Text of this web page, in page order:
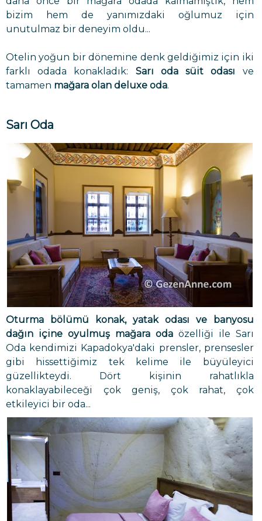
bizim hem de yanımızdaki oğlumuz için
unutulmaz bir deneyim oldu...
Otelin yoğun bir dönemine denk geldiğimiz için iki
farklı odada konakladık: Sarı oda süit odası ve
tamamen mağara olan deluxe oda.
Sarı Oda
Oturma bölümü konak, yatak odası ve banyosu
dağın içine oyulmuş mağara odaözelliği ile Sarı
Oda kendimizi Kapadokya'daki prensler, prensesler
gibi hissettiğimiz tek kelime ile büyüleyici
güzellikteydi. Dört kişinin rahatlıkla
konaklayabileceği çok geniş, çok rahat, çok
etkileyici bir oda...